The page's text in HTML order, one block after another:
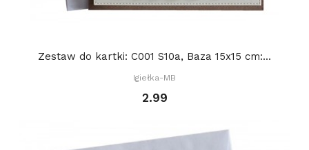
Zestaw do kartki: C001 S10a, Baza 15x15 cm:...
Igiełka-MB
2.99